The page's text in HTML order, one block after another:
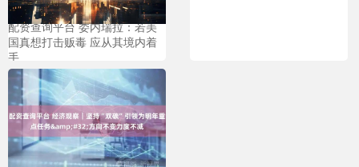
配资查询平台 委内瑞拉：若美
国真想打击贩毒 应从其境内着
手